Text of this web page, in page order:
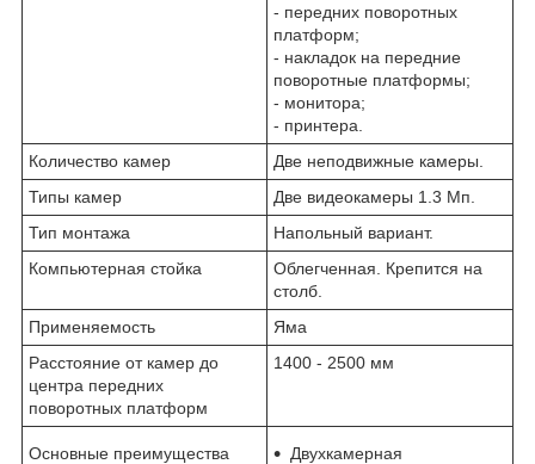
- передних поворотных
платформ;
- накладок на передние
поворотные платформы;
- монитора;
- принтера.
Количество камер
Две неподвижные камеры.
Типы камер
Две видеокамеры 1.3 Мп.
Тип монтажа
Напольный вариант.
Компьютерная стойка
Облегченная. Крепится на
столб.
Применяемость
Яма
Расстояние от камер до
центра передних
поворотных платформ
1400 - 2500 мм
Основные преимущества
Двухкамерная